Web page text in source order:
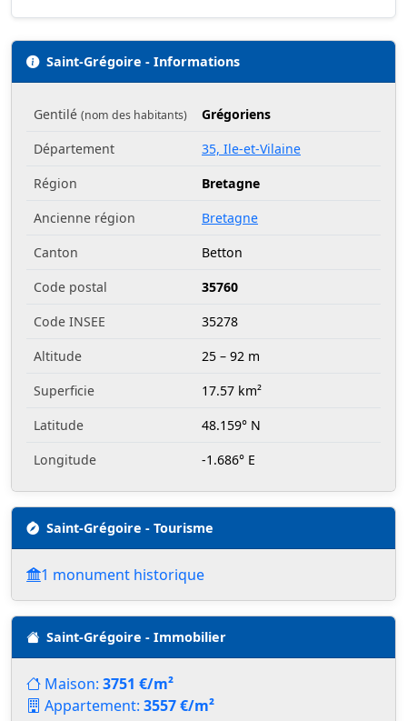
Saint-Grégoire - Informations
Gentilé (nom des habitants)
Grégoriens
Département
35, Ile-et-Vilaine
Région
Bretagne
Ancienne région
Bretagne
Canton
Betton
Code postal
35760
Code INSEE
35278
Altitude
25 – 92 m
Superficie
17.57 km²
Latitude
48.159° N
Longitude
-1.686° E
Saint-Grégoire - Tourisme
1 monument historique
Saint-Grégoire - Immobilier
Maison: 3751 €/m²
Appartement: 3557 €/m²